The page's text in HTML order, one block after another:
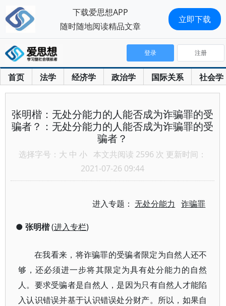
首页 法学 经济学 政治学 国际关系 社会学
登录 注册
张明楷：无处分能力的人能否成为诈骗罪的受
骗者？：无处分能力的人能否成为诈骗罪的受
骗者？
选择字号： 大 中 小 本文共阅读 2596 次 更新时间：
2021-07-26 09:44
进入专题：无处分能力 诈骗罪
● 张明楷(进入专栏)
在我看来，将诈骗罪的受骗者限定为自然人还不
够，还必须进一步将其限定为具有处分能力的自然
人。要求受骗者是自然人，是因为只有自然人才能陷
入认识错误并基于认识错误处分财产。所以，如果自
下载爱思想APP
随时随地阅读精品文章
立即下载